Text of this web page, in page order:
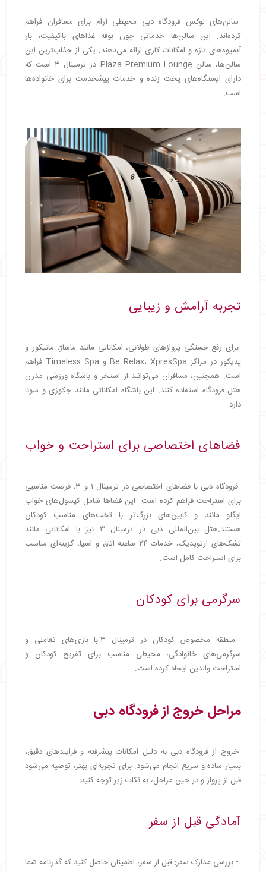
سالن‌های لوکس فرودگاه دبی محیطی آرام برای مسافران فراهم
کرده‌اند. این سالن‌ها خدماتی چون بوفه غذاهای باکیفیت، بار
آبمیوه‌های تازه و امکانات کاری ارائه می‌دهند. یکی از جذاب‌ترین این
سالن‌ها، سالن Plaza Premium Lounge در ترمینال ۳ است که
دارای ایستگاه‌های پخت زنده و خدمات پیشخدمت برای خانواده‌ها
است.
تجربه آرامش و زیبایی
برای رفع خستگی پروازهای طولانی، امکاناتی مانند ماساژ، مانیکور و
پدیکور در مراکز Be Relax، XpresSpa و Timeless Spa فراهم
است. همچنین، مسافران می‌توانند از استخر و باشگاه ورزشی مدرن
هتل فرودگاه استفاده کنند. این باشگاه امکاناتی مانند جکوزی و سونا
دارد.
فضاهای اختصاصی برای استراحت و خواب
فرودگاه دبی با فضاهای اختصاصی در ترمینال ۱ و ۳، فرصت مناسبی
برای استراحت فراهم کرده است. این فضاها شامل کپسول‌های خواب
ایگلو مانند و کابین‌های بزرگ‌تر با تخت‌های مناسب کودکان
هستند.هتل بین‌المللی دبی در ترمینال ۳ نیز با امکاناتی مانند
تشک‌های ارتوپدیک، خدمات ۲۴ ساعته اتاق و اسپا، گزینه‌ای مناسب
برای استراحت کامل است.
سرگرمی برای کودکان
منطقه مخصوص کودکان در ترمینال ۳ با بازی‌های تعاملی و
سرگرمی‌های خانوادگی، محیطی مناسب برای تفریح کودکان و
استراحت والدین ایجاد کرده است.
مراحل خروج از فرودگاه دبی
خروج از فرودگاه دبی به دلیل امکانات پیشرفته و فرایندهای دقیق،
بسیار ساده و سریع انجام می‌شود. برای تجربه‌ای بهتر، توصیه می‌شود
قبل از پرواز و در حین مراحل، به نکات زیر توجه کنید:
آمادگی قبل از سفر
• بررسی مدارک سفر: قبل از سفر، اطمینان حاصل کنید که گذرنامه شما